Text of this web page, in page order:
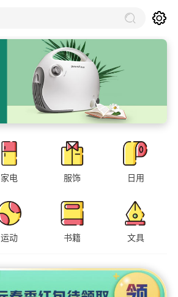
家电 服饰 日用
运动 书籍 文具